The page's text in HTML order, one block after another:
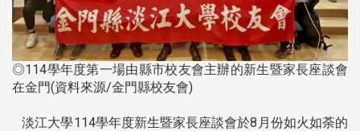
◎114學年度第一場由縣市校友會主辦的新生暨家長座談會
在金門(資料來源/金門縣校友會)
淡江大學114學年度新生暨家長座談會於8月份如火如荼的